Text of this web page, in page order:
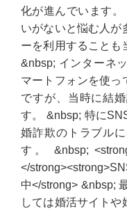
化が進んでいます
いがないと悩む人が
ーを利用することも
&nbsp; インターネ
マートフォンを使っ
ですが、当時に結
す。 &nbsp; 特に
婚詐欺のトラブル
す。 &nbsp;
</
中</strong> &nbsp;
しては婚活サイトや